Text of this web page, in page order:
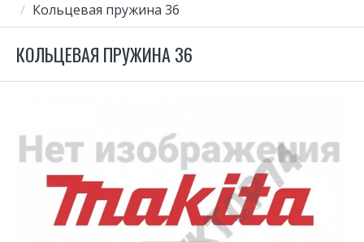
Кольцевая пружина 36
КОЛЬЦЕВАЯ ПРУЖИНА 36